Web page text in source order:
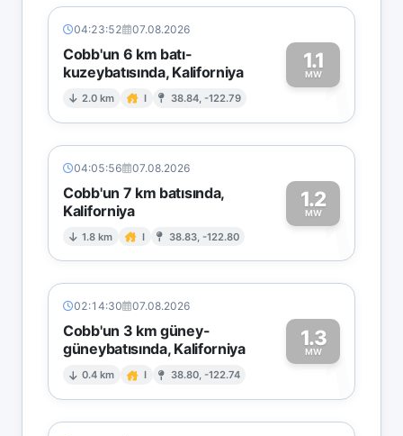
04:23:52 07.08.2026
Cobb'un 6 km batı-
kuzeybatısında, Kaliforniya
2.0 km I 38.84, -122.79
1.1
MW1
04:05:56 07.08.2026
Cobb'un 7 km batısında,
Kaliforniya
1.8 km I 38.83, -122.80
1.2
MW1
02:14:30 07.08.2026
Cobb'un 3 km güney-
güneybatısında, Kaliforniya
0.4 km I 38.80, -122.74
1.3
MW1